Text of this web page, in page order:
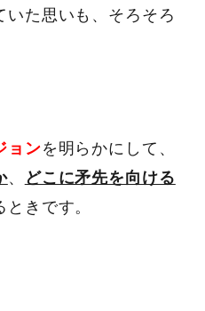
た思いも、そろそろ
ョンを明らかにして、
、 どこに矛先を向ける
きです。